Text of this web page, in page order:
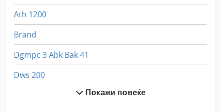
Ath 1200
Brand
Dgmpc 3 Abk Bak 41
Dws 200
Покажи повеќе